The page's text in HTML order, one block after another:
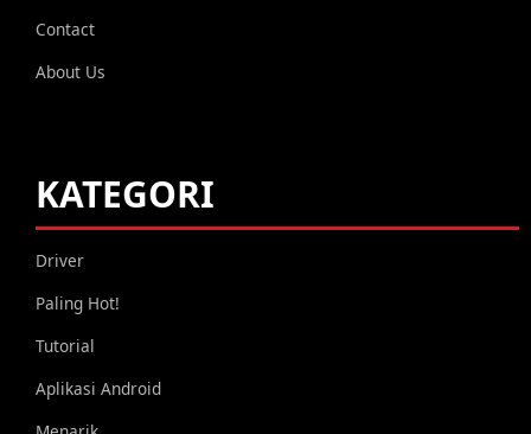
Contact
About Us
KATEGORI
Driver
Paling Hot!
Tutorial
Aplikasi Android